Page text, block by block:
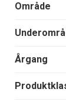
Område
Årgang